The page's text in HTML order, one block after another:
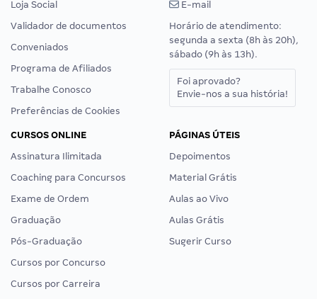
Loja Social
Validador de documentos
Conveniados
Programa de Afiliados
Trabalhe Conosco
Preferências de Cookies
E-mail
Horário de atendimento:
segunda a sexta (8h às 20h),
sábado (9h às 13h).
Foi aprovado?
Envie-nos a sua história!
CURSOS ONLINE
Assinatura Ilimitada
Coaching para Concursos
Exame de Ordem
Graduação
Pós-Graduação
Cursos por Concurso
Cursos por Carreira
PÁGINAS ÚTEIS
Depoimentos
Material Grátis
Aulas ao Vivo
Aulas Grátis
Sugerir Curso